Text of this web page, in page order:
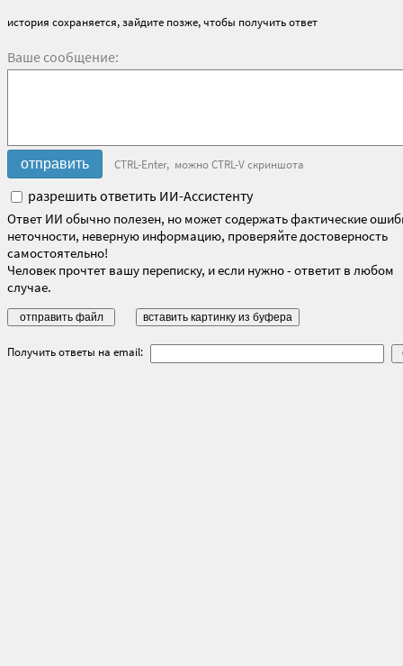
история сохраняется, зайдите позже, чтобы получить ответ
Ваше сообщение:
CTRL-Enter, можно CTRL-V скриншота
разрешить ответить ИИ-Ассистенту
Ответ ИИ обычно полезен, но может содержать фактические
неточности, неверную информацию, проверяйте достоверность
самостоятельно!
Человек прочтет вашу переписку, и если нужно - ответит в любом
случае.
Получить ответы на email: